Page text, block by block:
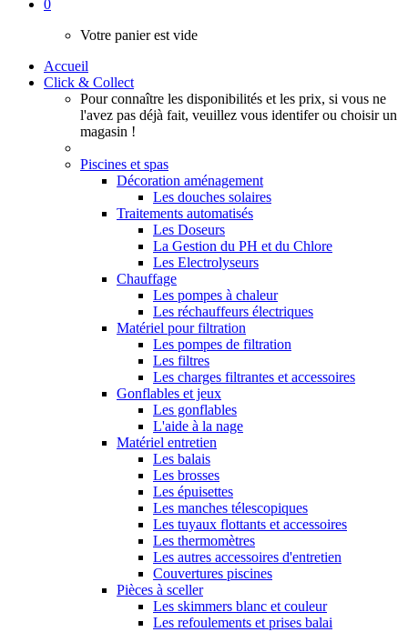
0
Votre panier est vide
Accueil
Click & Collect
Pour connaître les disponibilités et les prix, si vous ne
l'avez pas déjà fait, veuillez vous identifer ou choisir un
magasin !
Piscines et spas
Décoration aménagement
Les douches solaires
Traitements automatisés
Les Doseurs
La Gestion du PH et du Chlore
Les Electrolyseurs
Chauffage
Les pompes à chaleur
Les réchauffeurs électriques
Matériel pour filtration
Les pompes de filtration
Les filtres
Les charges filtrantes et accessoires
Gonflables et jeux
Les gonflables
L'aide à la nage
Matériel entretien
Les balais
Les brosses
Les épuisettes
Les manches télescopiques
Les tuyaux flottants et accessoires
Les thermomètres
Les autres accessoires d'entretien
Couvertures piscines
Pièces à sceller
Les skimmers blanc et couleur
Les refoulements et prises balai